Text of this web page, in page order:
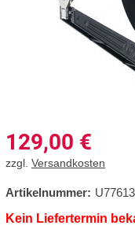
129,00 €
zzgl. Versandkosten
Artikelnummer:
Kein Liefertermin